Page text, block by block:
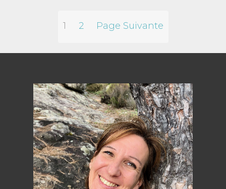
Pagination
des
publications
1 2 Page Suivante